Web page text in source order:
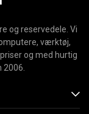
og reservedele. Vi
værktøj,
og med hurtig
2006.